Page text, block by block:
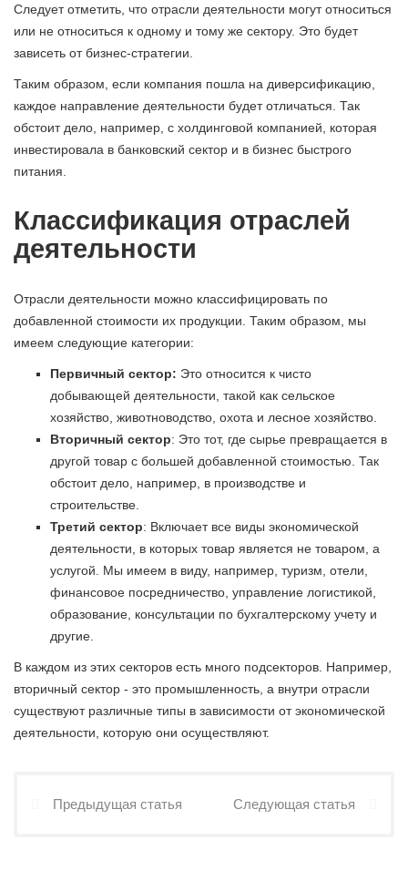
Следует отметить, что отрасли деятельности могут относиться
или не относиться к одному и тому же сектору. Это будет
зависеть от бизнес-стратегии.
Таким образом, если компания пошла на диверсификацию,
каждое направление деятельности будет отличаться. Так
обстоит дело, например, с холдинговой компанией, которая
инвестировала в банковский сектор и в бизнес быстрого
питания.
Классификация отраслей
деятельности
Отрасли деятельности можно классифицировать по
добавленной стоимости их продукции. Таким образом, мы
имеем следующие категории:
Первичный сектор: Это относится к чисто
добывающей деятельности, такой как сельское
хозяйство, животноводство, охота и лесное хозяйство.
Вторичный сектор: Это тот, где сырье превращается в
другой товар с большей добавленной стоимостью. Так
обстоит дело, например, в производстве и
строительстве.
Третий сектор: Включает все виды экономической
деятельности, в которых товар является не товаром, а
услугой. Мы имеем в виду, например, туризм, отели,
финансовое посредничество, управление логистикой,
образование, консультации по бухгалтерскому учету и
другие.
В каждом из этих секторов есть много подсекторов. Например,
вторичный сектор - это промышленность, а внутри отрасли
существуют различные типы в зависимости от экономической
деятельности, которую они осуществляют.
Предыдущая статья Следующая статья